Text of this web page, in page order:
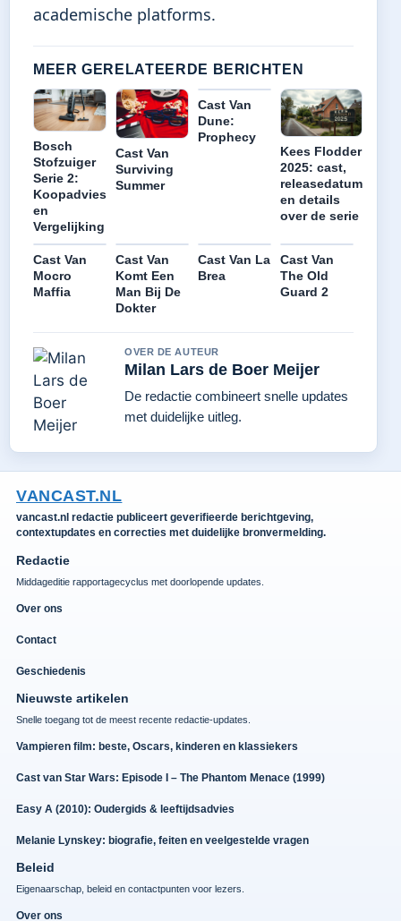
academische platforms.
MEER GERELATEERDE BERICHTEN
Bosch
Stofzuiger
Serie 2:
Koopadvies
en
Vergelijking
Cast Van
Surviving
Summer
Cast Van
Dune:
Prophecy
Kees Flodder
2025: cast,
releasedatum
en details
over de serie
Cast Van
Mocro
Maffia
Cast Van
Komt Een
Man Bij De
Dokter
Cast Van La
Brea
Cast Van
The Old
Guard 2
OVER DE AUTEUR
Milan Lars de Boer Meijer
De redactie combineert snelle updates
met duidelijke uitleg.
VANCAST.NL
vancast.nl redactie publiceert geverifieerde berichtgeving,
contextupdates en correcties met duidelijke bronvermelding.
Redactie
Middageditie rapportagecyclus met doorlopende updates.
Over ons
Contact
Geschiedenis
Nieuwste artikelen
Snelle toegang tot de meest recente redactie-updates.
Vampieren film: beste, Oscars, kinderen en klassiekers
Cast van Star Wars: Episode I – The Phantom Menace (1999)
Easy A (2010): Oudergids & leeftijdsadvies
Melanie Lynskey: biografie, feiten en veelgestelde vragen
Beleid
Eigenaarschap, beleid en contactpunten voor lezers.
Over ons